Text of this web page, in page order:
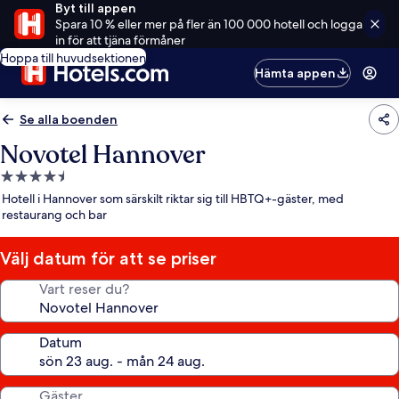
Byt till appen
Spara 10 % eller mer på fler än 100 000 hotell och logga
in för att tjäna förmåner
Hoppa till huvudsektionen
Hämta appen
Se alla boenden
Novotel Hannover
4.5-
stjärnigt
boende
Hotell i Hannover som särskilt riktar sig till HBTQ+-gäster, med
restaurang och bar
Välj datum för att se priser
Vart reser du?
Datum